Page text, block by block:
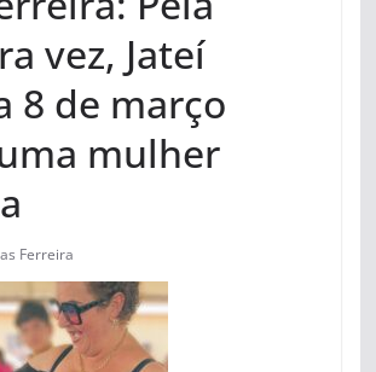
vez, Jateí
8 de março
mulher
Ferreira